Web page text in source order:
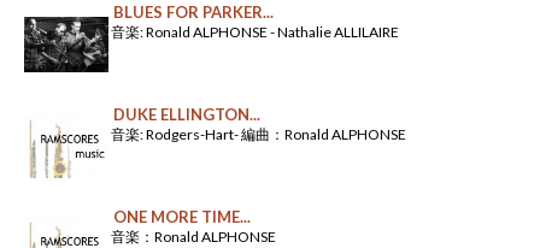
BLUES FOR PARKER...
音楽: Ronald ALPHONSE - Nathalie ALLILAIRE
DUKE ELLINGTON...
音楽: Rodgers-Hart- 編曲：Ronald ALPHONSE
ONE MORE TIME...
音楽：Ronald ALPHONSE